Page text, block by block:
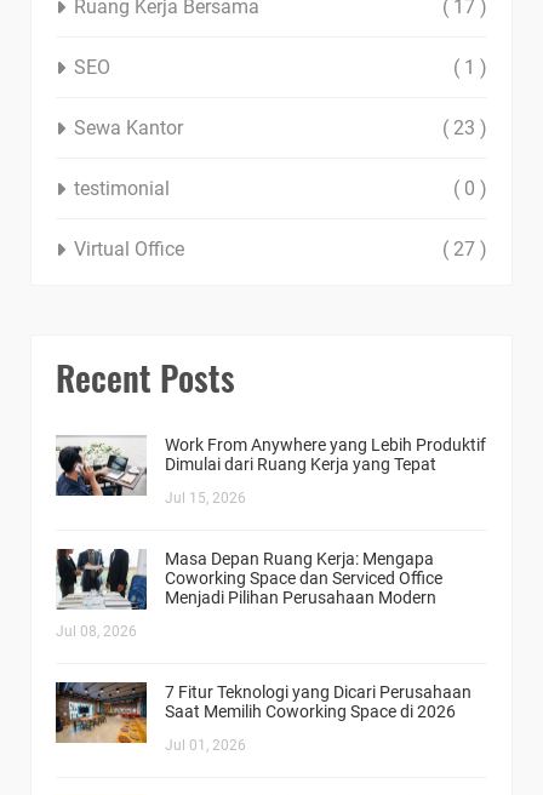
Ruang Kerja Bersama ( 17 )
SEO ( 1 )
Sewa Kantor ( 23 )
testimonial ( 0 )
Virtual Office ( 27 )
Recent Posts
Work From Anywhere yang Lebih Produktif
Dimulai dari Ruang Kerja yang Tepat
Jul 15, 2026
Masa Depan Ruang Kerja: Mengapa
Coworking Space dan Serviced Office
Menjadi Pilihan Perusahaan Modern
Jul 08, 2026
7 Fitur Teknologi yang Dicari Perusahaan
Saat Memilih Coworking Space di 2026
Jul 01, 2026